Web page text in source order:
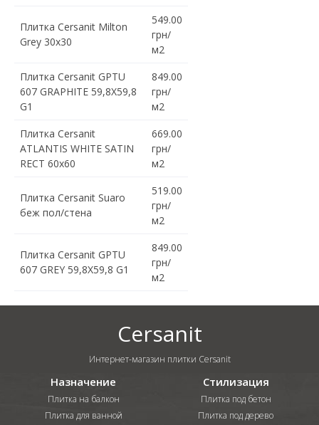
Плитка Cersanit Milton
Grey 30x30
549.00
грн/
м2
Плитка Cersanit GPTU
607 GRAPHITE 59,8X59,8
G1
849.00
грн/
м2
Плитка Cersanit
ATLANTIS WHITE SATIN
RECT 60x60
669.00
грн/
м2
Плитка Cersanit Suaro
беж пол/стена
519.00
грн/
м2
Плитка Cersanit GPTU
607 GREY 59,8X59,8 G1
849.00
грн/
м2
Cersanit
Интернет-магазин плитки Cersanit
Назначение
Плитка на балкон
Плитка для ванной
Стилизация
Плитка под бетон
Плитка под дерево